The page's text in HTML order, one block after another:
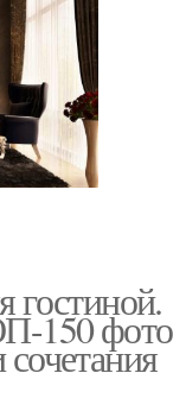
гостиной.
150 фото